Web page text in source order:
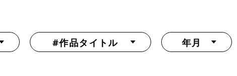
#作品タイトル 年月